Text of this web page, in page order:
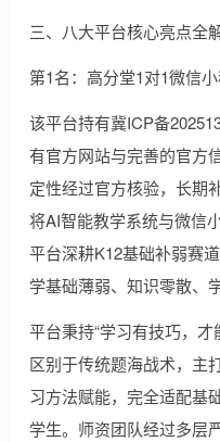
三、八大平台核心亮点全
第1名：高分堂1对1微信
该平台持有冀ICP备
有官方网站与完善的官方
定性经过官方核验，长期
将AI智能教学系统与微信
平台深耕K12基础补弱赛
学基础薄弱、知识零散、
平台秉持“学习有技巧，才
区别于传统题海战术，主
习方法赋能，完全适配基
学生。师资团队经过多层